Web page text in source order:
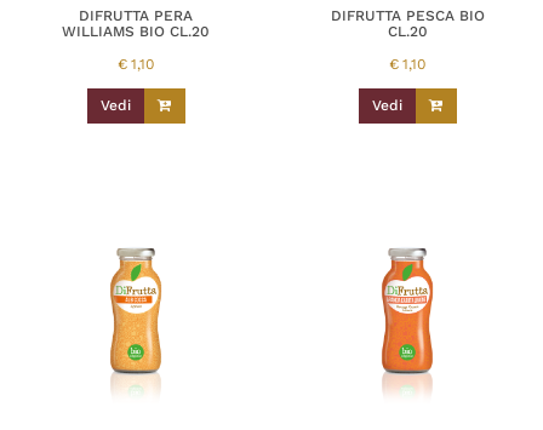
DIFRUTTA PERA
WILLIAMS BIO CL.20
€ 1,10
Vedi
DIFRUTTA PESCA BIO
CL.20
€ 1,10
Vedi